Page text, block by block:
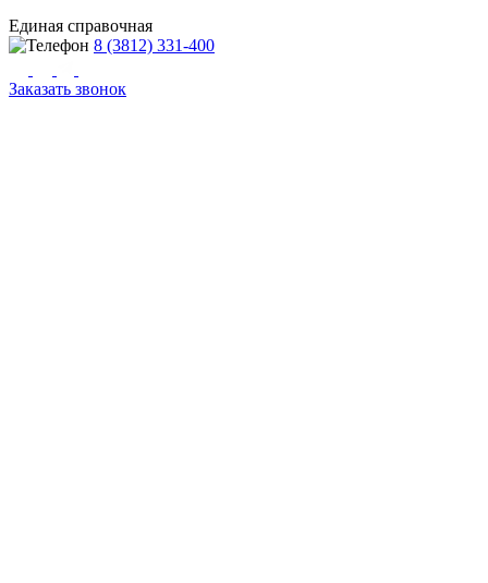
Единая справочная
8 (3812) 331-400
Заказать звонок